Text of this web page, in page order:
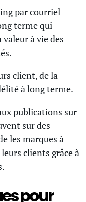
par courriel
terme qui
à vie des
client, de la
à long terme.
publications sur
sur des
les marques à
clients grâce à
pour